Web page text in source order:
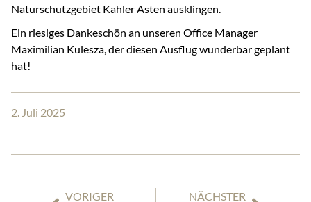
Naturschutzgebiet Kahler Asten ausklingen.
Ein riesiges Dankeschön an unseren Office Manager
Maximilian Kulesza, der diesen Ausflug wunderbar geplant
hat!
2. Juli 2025
VORIGER
NÄCHSTER